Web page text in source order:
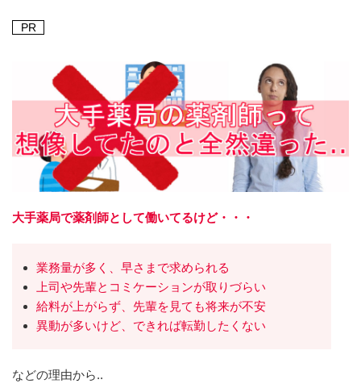
PR
大手薬局で薬剤師として働いてるけど・・・
業務量が多く、早さまで求められる
上司や先輩とコミケーションが取りづらい
給料が上がらず、先輩を見ても将来が不安
異動が多いけど、できれば転勤したくない
などの理由から..